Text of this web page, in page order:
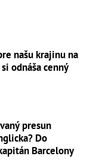
našu krajinu na
odnáša cenný
presun
Do
Barcelony